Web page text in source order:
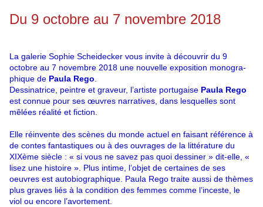
Du 9 octobre au 7 novembre 2018
La galerie Sophie Scheidecker vous invite à découvrir du 9
octobre au 7 novembre 2018 une nouvelle exposition monogra-
phique de Paula Rego
Dessinatrice, peintre et graveur, l’artiste portugaise Paula Rego
est connue pour ses œuvres narratives, dans lesquelles sont
mêlées réalité et fiction.
Elle réinvente des scènes du monde actuel en faisant référence à
de contes fantastiques ou à des ouvrages de la littérature du
XIXème siècle : « si vous ne savez pas quoi dessiner » dit-elle, «
lisez une histoire ». Plus intime, l’objet de certaines de ses
oeuvres est autobiographique. Paula Rego traite aussi de thèmes
plus graves liés à la condition des femmes comme l’inceste, le
viol ou encore l’avortement.